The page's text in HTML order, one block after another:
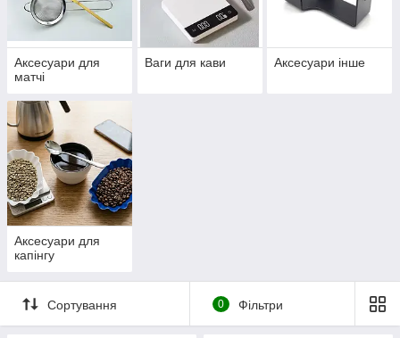
Аксесуари для
матчі
Ваги для кави Аксесуари інше
Аксесуари для
капінгу
Сортування 0 Фільтри